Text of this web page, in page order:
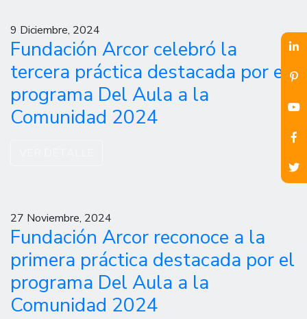
9 Diciembre, 2024
Fundación Arcor celebró la
tercera práctica destacada por el
programa Del Aula a la
Comunidad 2024
27 Noviembre, 2024
Fundación Arcor reconoce a la
primera práctica destacada por el
programa Del Aula a la
Comunidad 2024